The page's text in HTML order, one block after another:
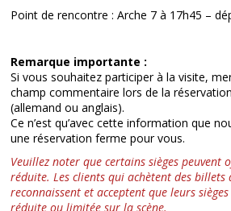
Point de rencontre : Arche 7 à 17h45 –
Remarque importante :
Si vous souhaitez participer à la visite,
champ commentaire lors de la
(allemand ou anglais).
Ce n’est qu’avec cette information que
une réservation ferme pour vous.
Veuillez noter que certains sièges
réduite. Les clients qui achètent des billets
reconnaissent et acceptent que leurs
réduite ou limitée sur la scène.